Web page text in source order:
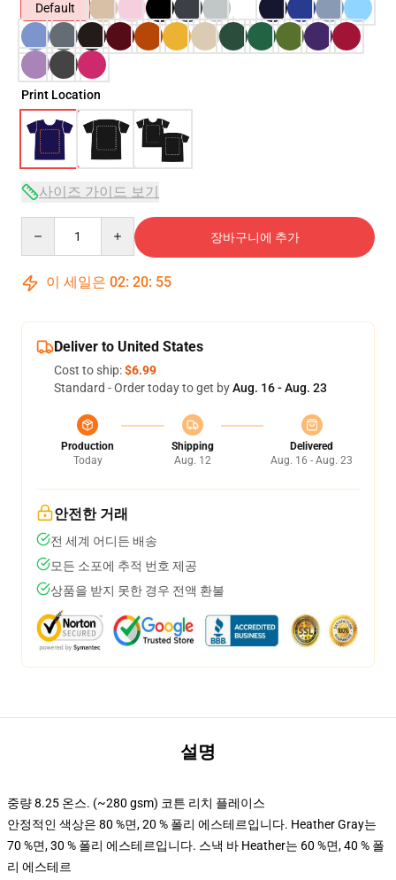
Default
Print Location
사이즈 가이드 보기
장바구니에 추가
이 세일은 02: 20: 54
Deliver to United States
Cost to ship:$6.99
Standard - Order today to get byAug. 16 - Aug. 23
Production
Today
Shipping
Aug. 12
Delivered
Aug. 16 - Aug. 23
안전한 거래
전 세계 어디든 배송
모든 소포에 추적 번호 제공
상품을 받지 못한 경우 전액 환불
설명
중량 8.25 온스. (~280 gsm) 코튼 리치 플레이스
안정적인 색상은 80 %면, 20 % 폴리 에스테르입니다. Heather Gray는
70 %면, 30 % 폴리 에스테르입니다. 스낵 바 Heather는 60 %면, 40 % 폴
리 에스테르